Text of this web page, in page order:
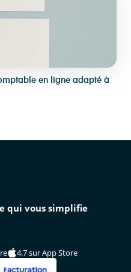
en ligne adapté à
qui vous simplifie
4.7sur App Store